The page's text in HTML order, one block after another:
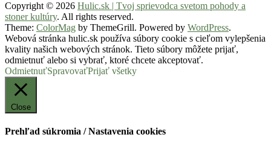
Copyright © 2026 Hulic.sk | Tvoj sprievodca svetom pohody a
stoner kultúry. All rights reserved.
Theme: ColorMag by ThemeGrill. Powered by WordPress.
Webová stránka hulic.sk používa súbory cookie s cieľom vylepšenia
kvality našich webových stránok. Tieto súbory môžete prijať,
odmietnuť alebo si vybrať, ktoré chcete akceptovať.
OdmietnuťSpravovaťPrijať všetky
Close
Prehľad súkromia / Nastavenia cookies